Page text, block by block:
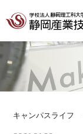
キャンパスライフ